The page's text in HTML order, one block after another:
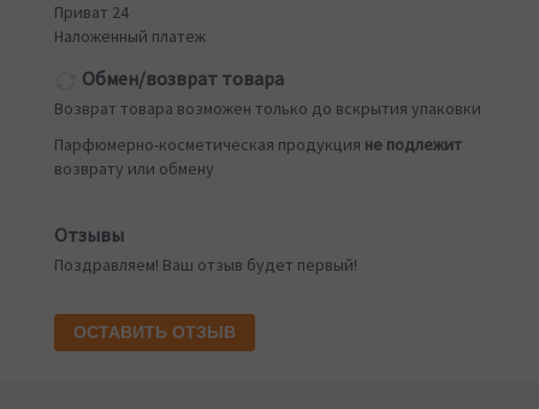
Приват 24
Наложенный платеж
Обмен/возврат товара
Возврат товара возможен только до вскрытия упаковки
Парфюмерно-косметическая продукция не подлежит
возврату или обмену
Отзывы
Поздравляем! Ваш отзыв будет первый!
ОСТАВИТЬ ОТЗЫВ